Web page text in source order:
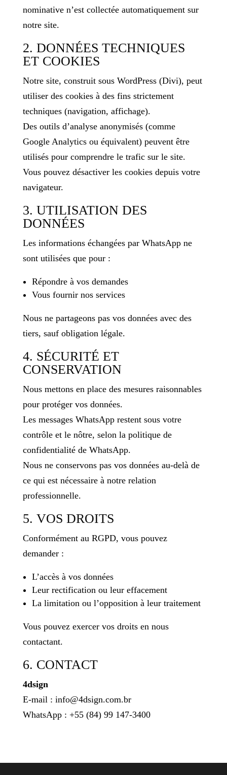
nominative n’est collectée automatiquement sur
notre site.
2. DONNÉES TECHNIQUES
ET COOKIES
Notre site, construit sous WordPress (Divi), peut
utiliser des cookies à des fins strictement
techniques (navigation, affichage).
Des outils d’analyse anonymisés (comme
Google Analytics ou équivalent) peuvent être
utilisés pour comprendre le trafic sur le site.
Vous pouvez désactiver les cookies depuis votre
navigateur.
3. UTILISATION DES
DONNÉES
Les informations échangées par WhatsApp ne
sont utilisées que pour :
Répondre à vos demandes
Vous fournir nos services
Nous ne partageons pas vos données avec des
tiers, sauf obligation légale.
4. SÉCURITÉ ET
CONSERVATION
Nous mettons en place des mesures raisonnables
pour protéger vos données.
Les messages WhatsApp restent sous votre
contrôle et le nôtre, selon la politique de
confidentialité de WhatsApp.
Nous ne conservons pas vos données au-delà de
ce qui est nécessaire à notre relation
professionnelle.
5. VOS DROITS
Conformément au RGPD, vous pouvez
demander :
L’accès à vos données
Leur rectification ou leur effacement
La limitation ou l’opposition à leur traitement
Vous pouvez exercer vos droits en nous
contactant.
6. CONTACT
4dsign
E-mail : info@4dsign.com.br
WhatsApp : +55 (84) 99 147-3400